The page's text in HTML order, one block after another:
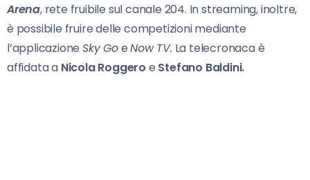
Arena, rete fruibile sul canale 204. In streaming, inoltre,
è possibile fruire delle competizioni mediante
l’applicazioneSky GoeNow TV. La telecronaca è
affidata a Nicola Roggero e Stefano Baldini.